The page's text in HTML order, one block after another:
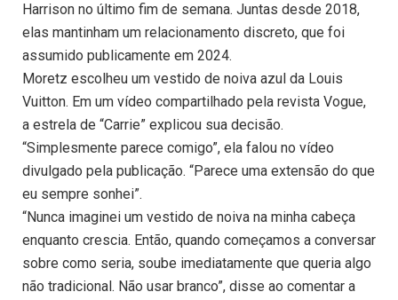
Harrison no último fim de semana. Juntas desde 2018,
elas mantinham um relacionamento discreto, que foi
assumido publicamente em 2024.
Moretz escolheu um vestido de noiva azul da Louis
Vuitton. Em um vídeo compartilhado pela revista Vogue,
a estrela de “Carrie” explicou sua decisão.
“Simplesmente parece comigo”, ela falou no vídeo
divulgado pela publicação. “Parece uma extensão do que
eu sempre sonhei”.
“Nunca imaginei um vestido de noiva na minha cabeça
enquanto crescia. Então, quando começamos a conversar
sobre como seria, soube imediatamente que queria algo
não tradicional. Não usar branco”, disse ao comentar a